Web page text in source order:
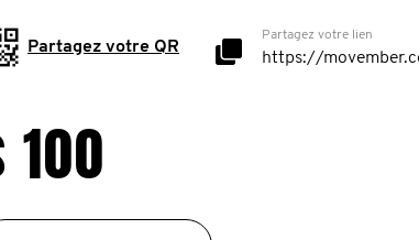
Partagez votre QR
Partagez votre lien
100